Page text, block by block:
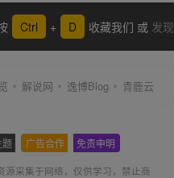
Ctrl + D 收藏我们 或 发现
解说网 逸博Blog 青鹿云
题 广告合作 免责申明
源采集于网络，仅供学习，禁止商